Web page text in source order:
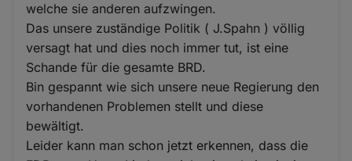
welche sie anderen aufzwingen.
Das unsere zuständige Politik ( J.Spahn ) völlig
versagt hat und dies noch immer tut, ist eine
Schande für die gesamte BRD.
Bin gespannt wie sich unsere neue Regierung den
vorhandenen Problemen stellt und diese
bewältigt.
Leider kann man schon jetzt erkennen, dass die